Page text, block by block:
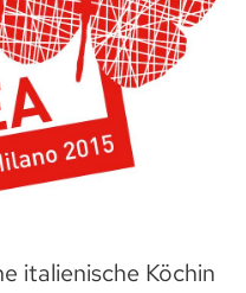
italienische Köchin